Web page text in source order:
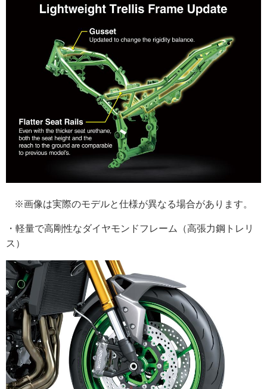
※画像は実際のモデルと仕様が異なる場合があります。
・軽量で高剛性なダイヤモンドフレーム（高張力鋼トレリ
ス）